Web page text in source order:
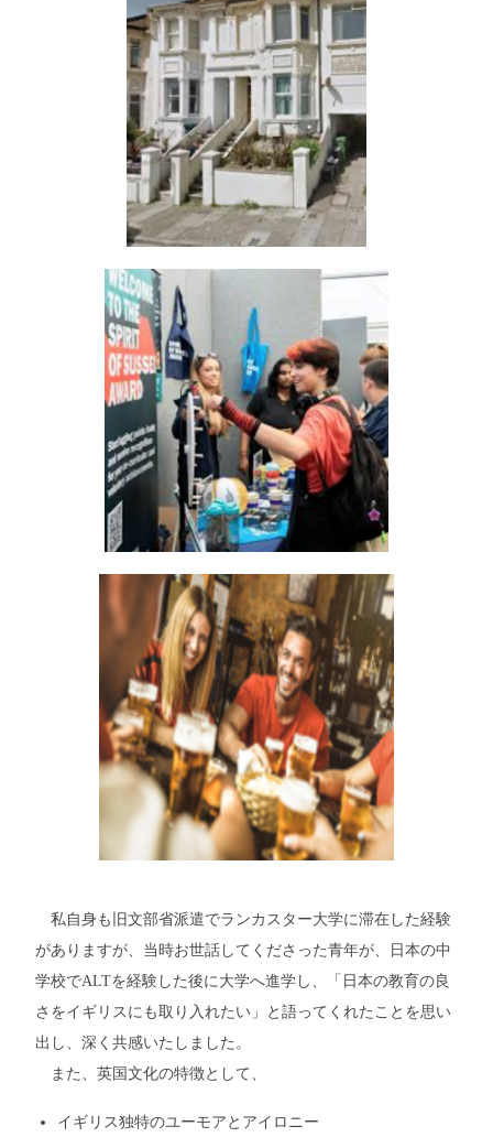
私自身も旧文部省派遣でランカスター大学に滞在した経験
がありますが、当時お世話してくださった青年が、日本の中
学校でALTを経験した後に大学へ進学し、「日本の教育の良
さをイギリスにも取り入れたい」と語ってくれたことを思い
出し、深く共感いたしました。
また、英国文化の特徴として、
イギリス独特のユーモアとアイロニー